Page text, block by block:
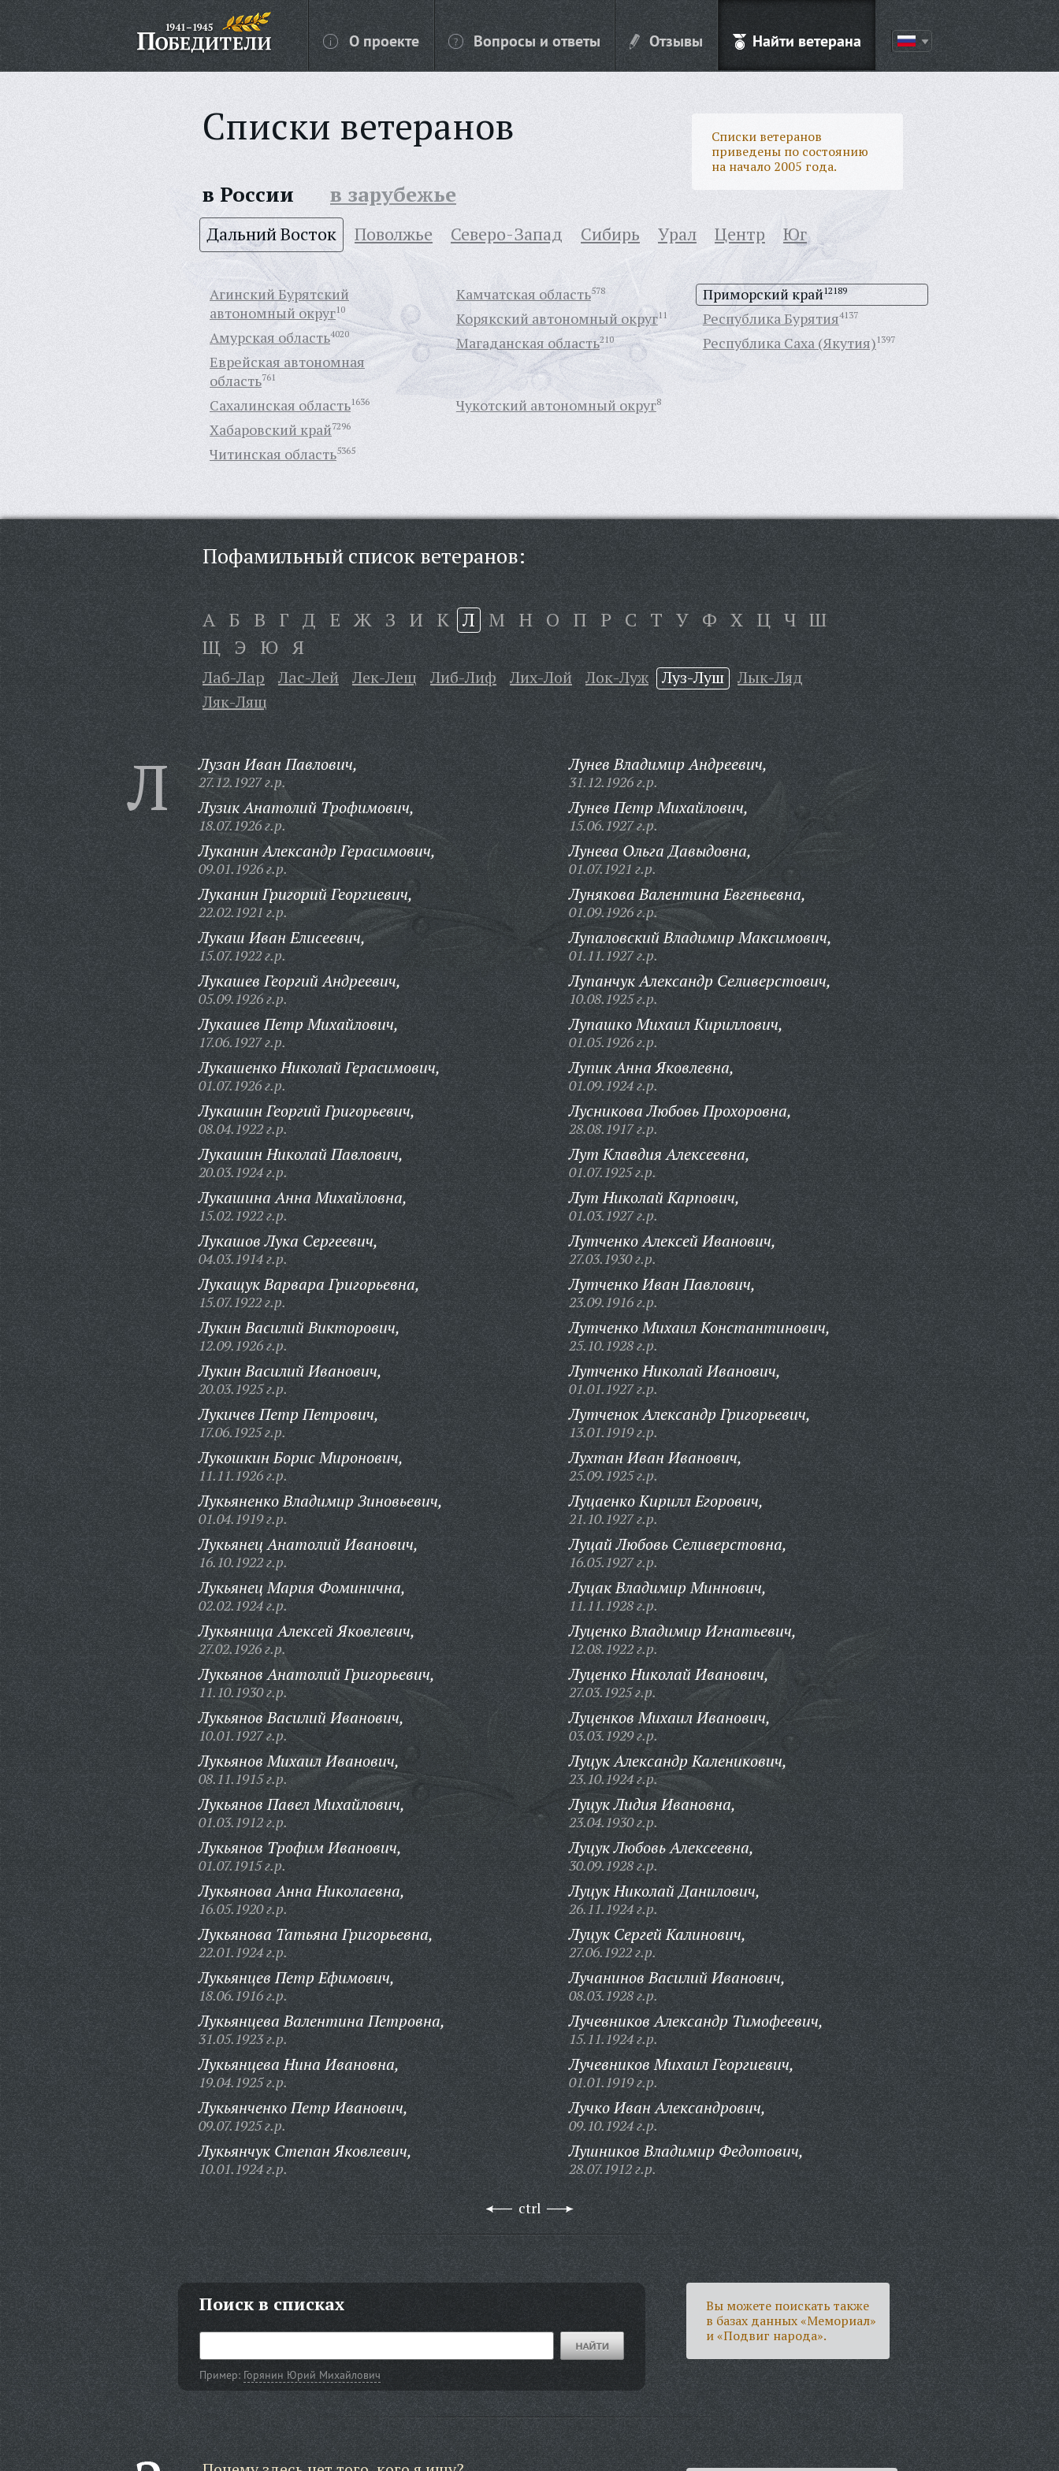
О проекте Вопросы и ответы Отзывы Найти ветерана
Списки ветеранов
Списки ветеранов
приведены по состоянию
на начало 2005 года.
в России в зарубежье
Дальний Восток Поволжье Северо-Запад Сибирь Урал Центр Юг
Агинский Бурятский
автономный округ10
Амурская область4020
Еврейская автономная
область761
Камчатская область578
Корякский автономный округ11
Магаданская область210
Приморский край12189
Республика Бурятия4137
Республика Саха (Якутия)1397
Сахалинская область1636
Хабаровский край7296
Читинская область5365
Чукотский автономный округ8
Пофамильный список ветеранов:
А Б В Г Д Е Ж З И К Л М Н О П Р С Т У Ф Х Ц Ч Ш
Щ Э Ю Я
Лаб-Лар Лас-Лей Лек-Лещ Либ-Лиф Лих-Лой Лок-Луж Луз-Луш
Лык-Ляд
Ляк-Лящ
Л Лузан Иван Павлович,
27.12.1927 г.р.
Лузик Анатолий Трофимович,
18.07.1926 г.р.
Луканин Александр Герасимович,
09.01.1926 г.р.
Луканин Григорий Георгиевич,
22.02.1921 г.р.
Лукаш Иван Елисеевич,
15.07.1922 г.р.
Лукашев Георгий Андреевич,
05.09.1926 г.р.
Лукашев Петр Михайлович,
17.06.1927 г.р.
Лукашенко Николай Герасимович,
01.07.1926 г.р.
Лукашин Георгий Григорьевич,
08.04.1922 г.р.
Лукашин Николай Павлович,
20.03.1924 г.р.
Лукашина Анна Михайловна,
15.02.1922 г.р.
Лукашов Лука Сергеевич,
04.03.1914 г.р.
Лукащук Варвара Григорьевна,
15.07.1922 г.р.
Лукин Василий Викторович,
12.09.1926 г.р.
Лукин Василий Иванович,
20.03.1925 г.р.
Лукичев Петр Петрович,
17.06.1925 г.р.
Лукошкин Борис Миронович,
11.11.1926 г.р.
Лукьяненко Владимир Зиновьевич,
01.04.1919 г.р.
Лукьянец Анатолий Иванович,
16.10.1922 г.р.
Лукьянец Мария Фоминична,
02.02.1924 г.р.
Лукьяница Алексей Яковлевич,
27.02.1926 г.р.
Лукьянов Анатолий Григорьевич,
11.10.1930 г.р.
Лукьянов Василий Иванович,
10.01.1927 г.р.
Лукьянов Михаил Иванович,
08.11.1915 г.р.
Лукьянов Павел Михайлович,
01.03.1912 г.р.
Лукьянов Трофим Иванович,
01.07.1915 г.р.
Лукьянова Анна Николаевна,
16.05.1920 г.р.
Лукьянова Татьяна Григорьевна,
22.01.1924 г.р.
Лукьянцев Петр Ефимович,
18.06.1916 г.р.
Лукьянцева Валентина Петровна,
31.05.1923 г.р.
Лукьянцева Нина Ивановна,
19.04.1925 г.р.
Лукьянченко Петр Иванович,
09.07.1925 г.р.
Лукьянчук Степан Яковлевич,
10.01.1924 г.р.
Лунев Владимир Андреевич,
31.12.1926 г.р.
Лунев Петр Михайлович,
15.06.1927 г.р.
Лунева Ольга Давыдовна,
01.07.1921 г.р.
Лунякова Валентина Евгеньевна,
01.09.1926 г.р.
Лупаловский Владимир Максимович,
01.11.1927 г.р.
Лупанчук Александр Селиверстович,
10.08.1925 г.р.
Лупашко Михаил Кириллович,
01.05.1926 г.р.
Лупик Анна Яковлевна,
01.09.1924 г.р.
Лусникова Любовь Прохоровна,
28.08.1917 г.р.
Лут Клавдия Алексеевна,
01.07.1925 г.р.
Лут Николай Карпович,
01.03.1927 г.р.
Лутченко Алексей Иванович,
27.03.1930 г.р.
Лутченко Иван Павлович,
23.09.1916 г.р.
Лутченко Михаил Константинович,
25.10.1928 г.р.
Лутченко Николай Иванович,
01.01.1927 г.р.
Лутченок Александр Григорьевич,
13.01.1919 г.р.
Лухтан Иван Иванович,
25.09.1925 г.р.
Луцаенко Кирилл Егорович,
21.10.1927 г.р.
Луцай Любовь Селиверстовна,
16.05.1927 г.р.
Луцак Владимир Миннович,
11.11.1928 г.р.
Луценко Владимир Игнатьевич,
12.08.1922 г.р.
Луценко Николай Иванович,
27.03.1925 г.р.
Луценков Михаил Иванович,
03.03.1929 г.р.
Луцук Александр Каленикович,
23.10.1924 г.р.
Луцук Лидия Ивановна,
23.04.1930 г.р.
Луцук Любовь Алексеевна,
30.09.1928 г.р.
Луцук Николай Данилович,
26.11.1924 г.р.
Луцук Сергей Калинович,
27.06.1922 г.р.
Лучанинов Василий Иванович,
08.03.1928 г.р.
Лучевников Александр Тимофеевич,
15.11.1924 г.р.
Лучевников Михаил Георгиевич,
01.01.1919 г.р.
Лучко Иван Александрович,
09.10.1924 г.р.
Лушников Владимир Федотович,
28.07.1912 г.р.
ctrl
Поиск в списках
Пример: Горянин Юрий Михайлович
Вы можете поискать также
в базах данных «Мемориал»
и «Подвиг народа».